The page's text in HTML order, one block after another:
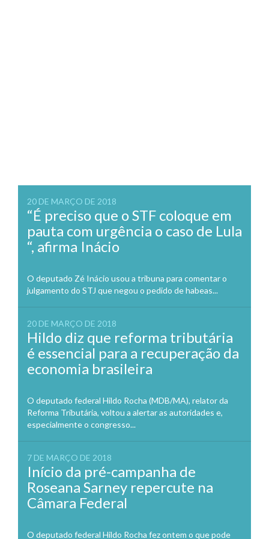
20 DE MARÇO DE 2018
“É preciso que o STF coloque em
pauta com urgência o caso de Lula
“, afirma Inácio
O deputado Zé Inácio usou a tribuna para comentar o
julgamento do STJ que negou o pedido de habeas...
20 DE MARÇO DE 2018
Hildo diz que reforma tributária
é essencial para a recuperação da
economia brasileira
O deputado federal Hildo Rocha (MDB/MA), relator da
Reforma Tributária, voltou a alertar as autoridades e,
especialmente o congresso...
7 DE MARÇO DE 2018
Início da pré-campanha de
Roseana Sarney repercute na
Câmara Federal
O deputado federal Hildo Rocha fez ontem o que pode